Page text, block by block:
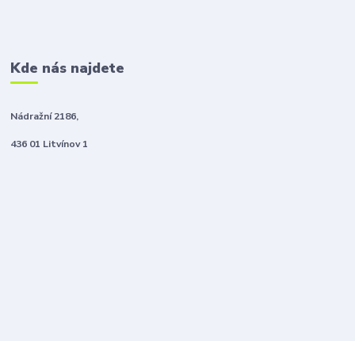
Kde nás najdete
Nádražní 2186,
436 01 Litvínov 1